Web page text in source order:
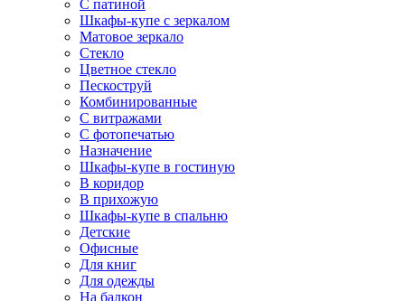
С патиной
Шкафы-купе с зеркалом
Матовое зеркало
Стекло
Цветное стекло
Пескоструй
Комбинированные
С витражами
С фотопечатью
Назначение
Шкафы-купе в гостиную
В коридор
В прихожую
Шкафы-купе в спальню
Детские
Офисные
Для книг
Для одежды
На балкон